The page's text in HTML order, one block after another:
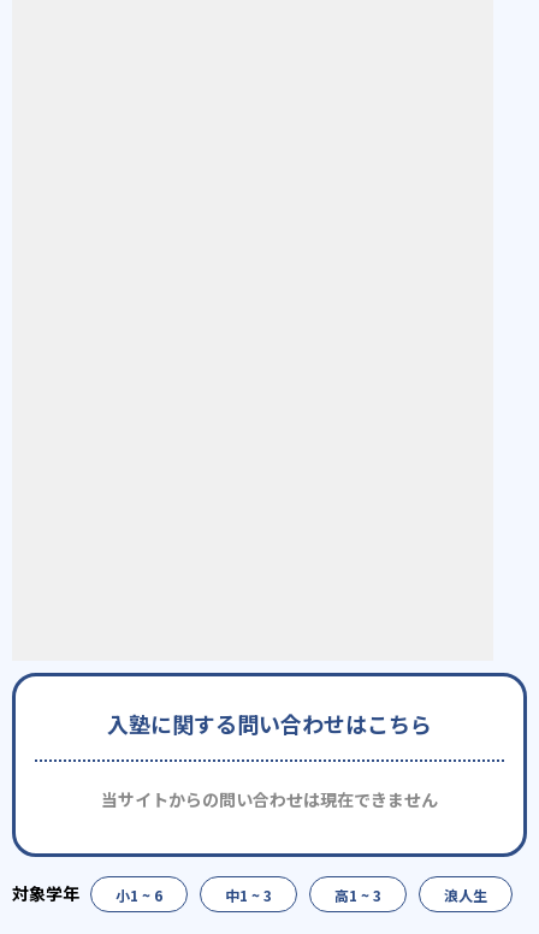
入塾に関する問い合わせはこちら
当サイトからの問い合わせは現在できません
小1 ~ 6 中1 ~ 3 高1 ~ 3 浪人生